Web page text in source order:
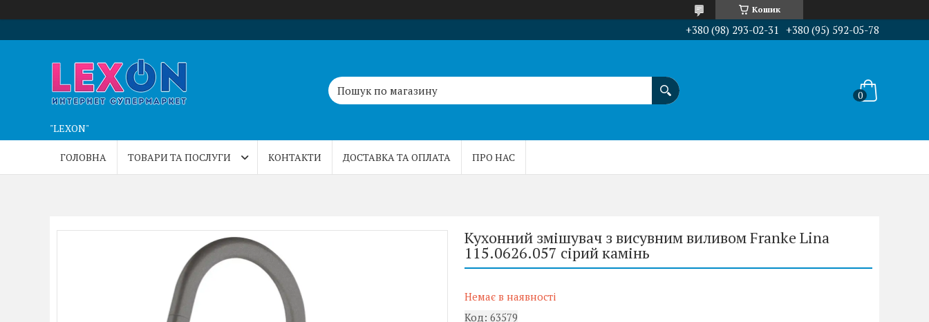
Кошик
+380 (98) 293-02-31 +380 (95) 592-05-78
"LEXON"
ГОЛОВНА ТОВАРИ ТА ПОСЛУГИ КОНТАКТИ ДОСТАВКА ТА ОПЛАТА ПРО НАС
Кухонний змішувач з висувним виливом Franke Lina
115.0626.057 сірий камінь
Немає в наявності
Код: 63579